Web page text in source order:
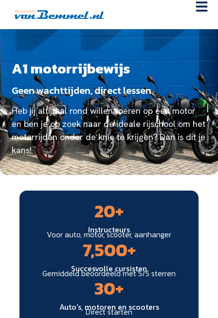
A1 motorrijbewijs
Geen wachttijden, direct lessen
Heb jij altijd al rond willen toeren op een motor
en ben je op zoek naar de ideale rijschool om het
motorrijden onder de knie te krijgen? Dan is dit je
kans!
Instructeurs
20+
Voor auto, motor, scooter, aanhanger
Succesvolle cursisten
7,500+
Gemiddeld beoordeeld met 5/5 sterren
Auto's, motoren en scooters
30+
Direct starten